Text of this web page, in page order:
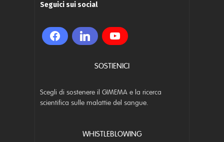
Seguici sui social
SOSTIENICI
Scegli di sostenere il GIMEMA e la ricerca
scientifica sulle malattie del sangue.
WHISTLEBLOWING